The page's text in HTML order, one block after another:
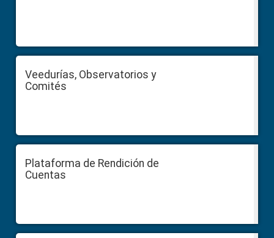
Veedurías, Observatorios y
Comités
Plataforma de Rendición de
Cuentas